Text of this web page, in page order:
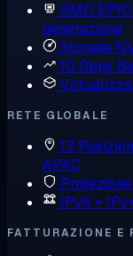
AMD
generazione
Storage
10 Gbps
RETE GLOBALE
13
APAC
IPv6 +
FATTURAZIONE E